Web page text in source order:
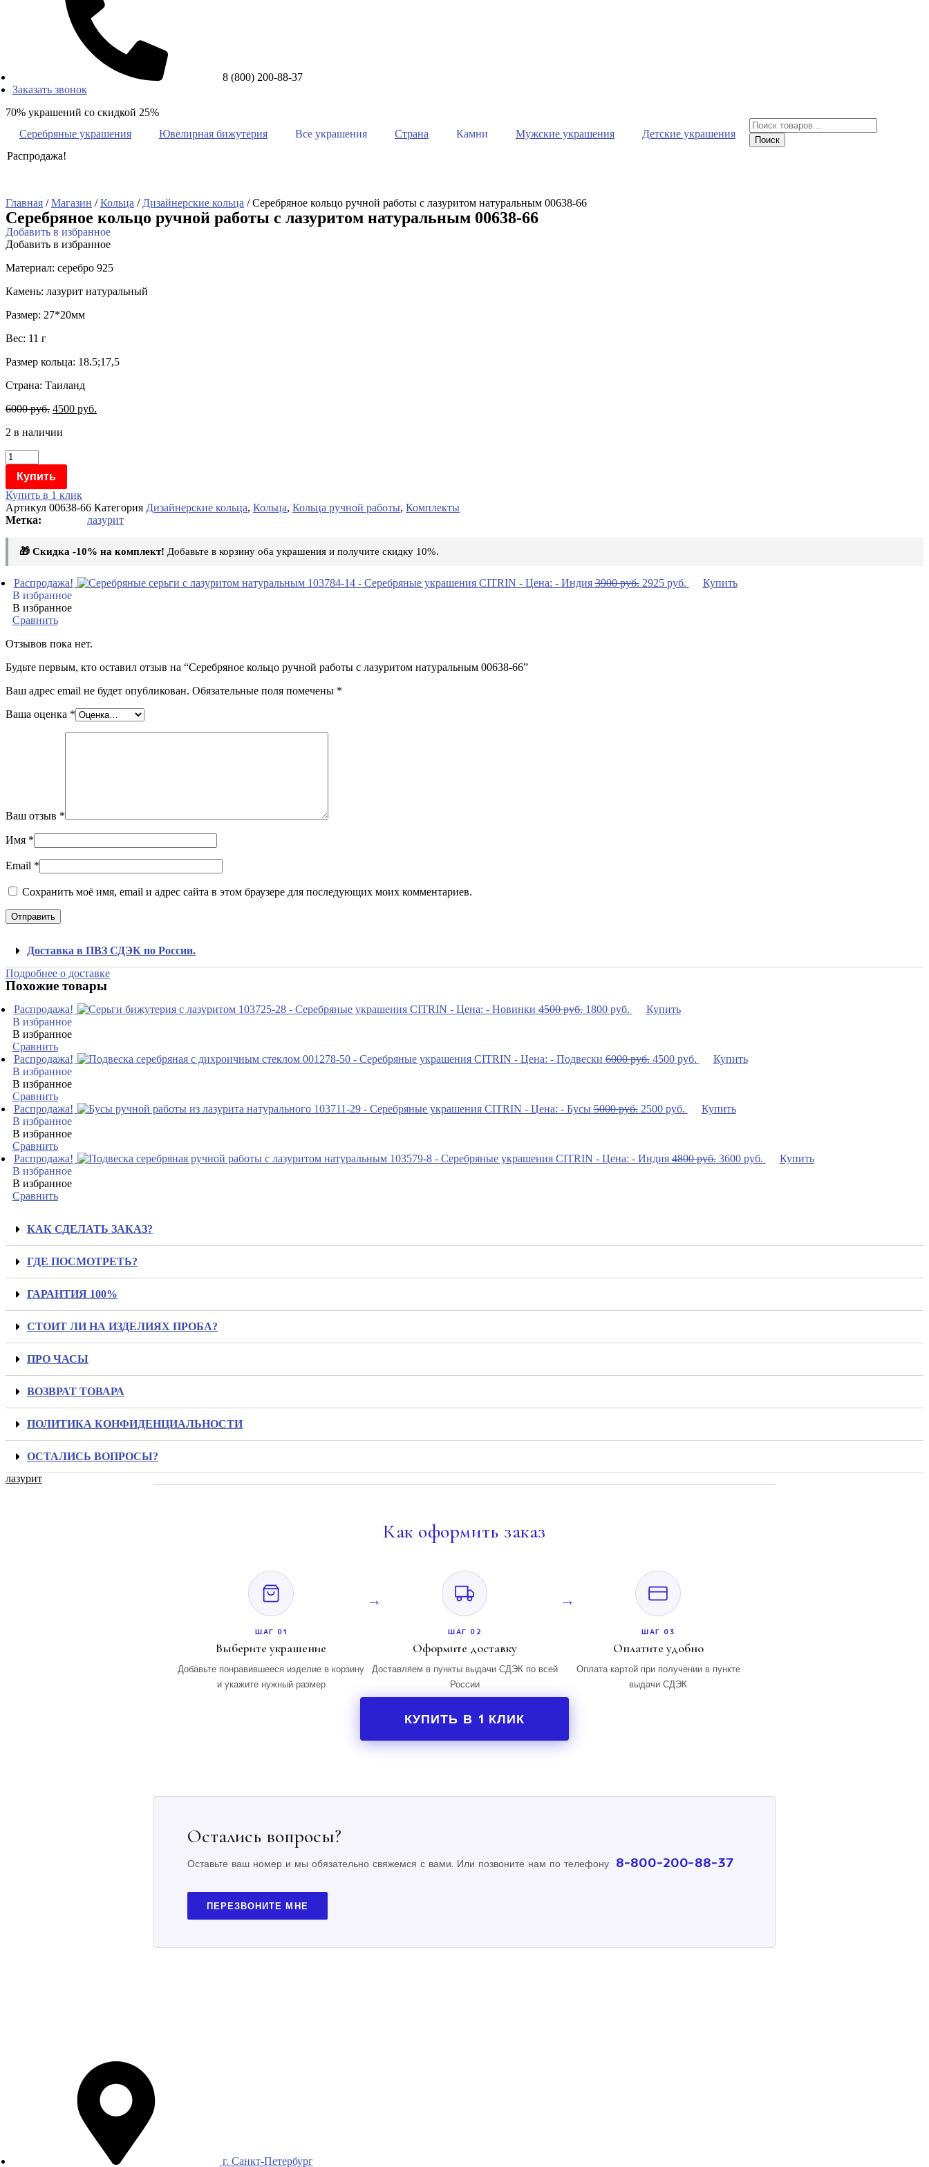
8 (800) 200-88-37
Заказать звонок
70% украшений со скидкой 25%
Серебряные украшения
Ювелирная бижутерия Все украшения Страна Камни Мужские украшения Детские украшения
Поиск
товаров
Поиск
Распродажа!
Главная /Магазин /Кольца / Дизайнерские кольца / Серебряное кольцо ручной работы с лазуритом натуральным 00638-66
Серебряное кольцо ручной работы с лазуритом натуральным 00638-66
Добавить в избранное
Добавить в избранное
Материал: серебро 925
Камень: лазурит натуральный
Размер: 27*20мм
Вес: 11 г
Размер кольца: 18.5;17,5
Страна: Таиланд
6000руб. 4500 руб.
2 в наличии
Количество
товара
Серебряное
кольцо
ручной
работы
натуральным
00638-
66
Купить
Купить в 1 клик
Артикул 00638-66 Категория Дизайнерские кольца, Кольца, Кольца ручной работы, Комплекты
лазурит
🎁 Скидка -10% на комплект! Добавьте в корзину оба украшения и получите скидку 10%.
Распродажа! 3900руб. 2925 руб.
Купить
В избранное
В избранное
Сравнить
Отзывов пока нет.
Будьте первым, кто оставил отзыв на “Серебряное кольцо ручной работы с лазуритом натуральным 00638-66”
Ваш адрес email не будет опубликован. Обязательные поля помечены *
Ваша оценка *
Ваш отзыв *
Имя *
Email *
Сохранить моё имя, email и адрес сайта в этом браузере для последующих моих комментариев.
Доставка в ПВЗ СДЭК по России.
Подробнее о доставке
Похожие товары
Распродажа! 4500руб. 1800 руб.
Купить
В избранное
В избранное
Сравнить
Распродажа!
6000руб. 4500 руб.
Купить
В избранное
В избранное
Сравнить
Распродажа!
5000руб. 2500 руб.
Купить
В избранное
В избранное
Сравнить
Распродажа!
4800руб. 3600 руб.
Купить
В избранное
В избранное
Сравнить
КАК СДЕЛАТЬ ЗАКАЗ?
ГДЕ ПОСМОТРЕТЬ?
ГАРАНТИЯ 100%
СТОИТ ЛИ НА ИЗДЕЛИЯХ ПРОБА?
ПРО ЧАСЫ
ВОЗВРАТ ТОВАРА
ПОЛИТИКА КОНФИДЕНЦИАЛЬНОСТИ
ОСТАЛИСЬ ВОПРОСЫ?
лазурит
Как оформить заказ
ШАГ 01
Выберите украшение
Добавьте понравившееся изделие в корзину
и укажите нужный размер
ШАГ 02
Оформите доставку
Доставляем в пункты выдачи СДЭК по всей
России
ШАГ 03
Оплатите удобно
Оплата картой при получении в пункте
выдачи СДЭК
КУПИТЬ В 1 КЛИК
Остались вопросы?
Оставьте ваш номер и мы обязательно свяжемся с вами. Или позвоните нам по телефону 8-800-200-88-37
ПЕРЕЗВОНИТЕ МНЕ
г. Санкт-Петербург